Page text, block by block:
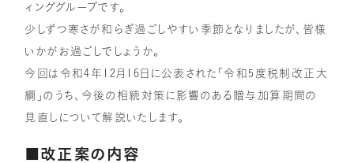
ィンググループです。
少しずつ寒さが和らぎ過ごしやすい季節となりましたが、皆様
いかがお過ごしでしょうか。
今回は令和4年12月16日に公表された「令和5度税制改正大
綱」のうち、今後の相続対策に影響のある贈与加算期間の
見直しについて解説いたします。
■改正案の内容